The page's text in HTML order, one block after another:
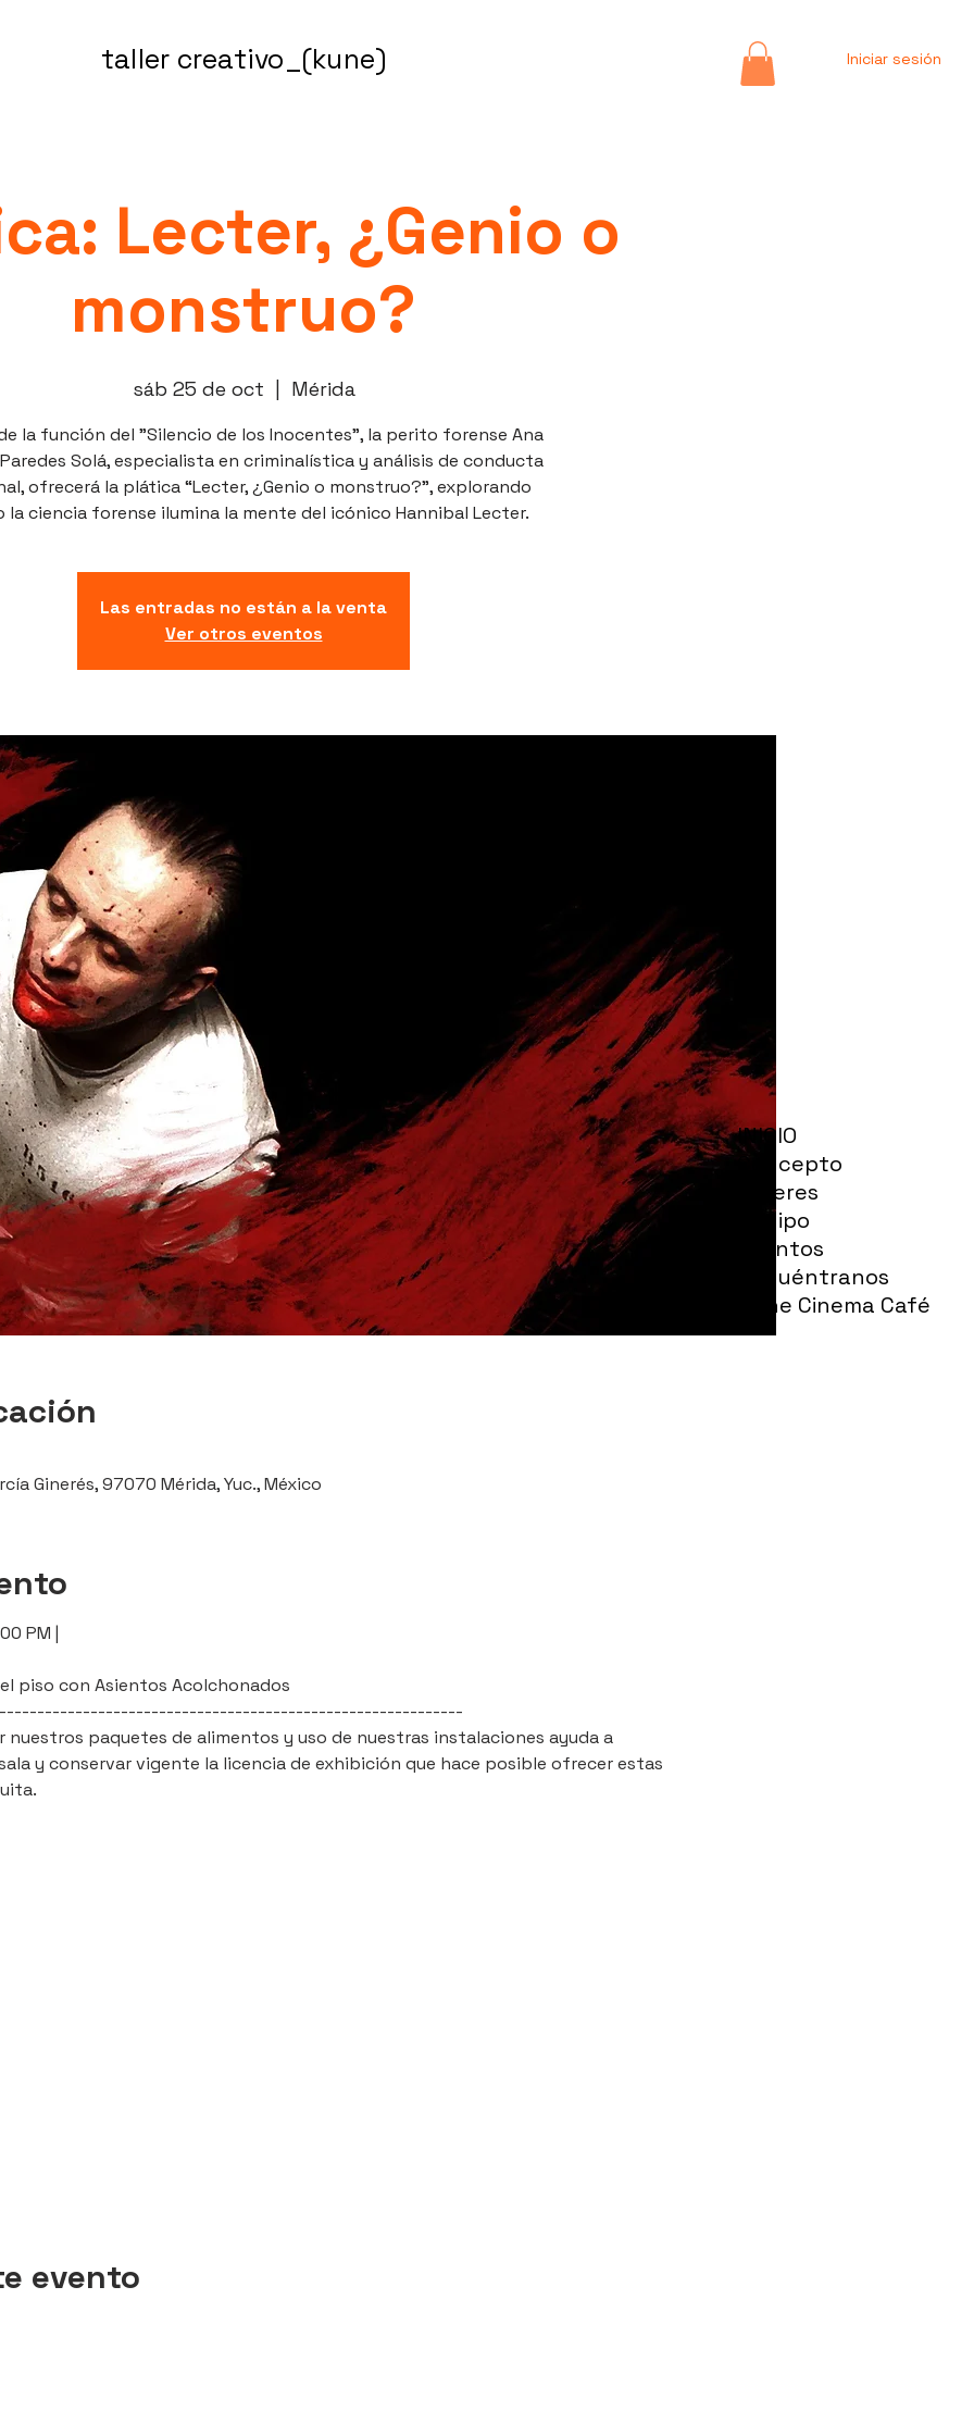
Iniciar sesión
taller creativo_(kune)
INICIO
Concepto
Talleres
Equipo
Eventos
Encuéntranos
Kune Cinema Café
Lecter, ¿Genio o
monstruo?
sáb 25 de oct Mérida
la función del "Silencio de los Inocentes", la perito forense Ana
Solá, especialista en criminalística y análisis de conducta
ofrecerá la plática “Lecter, ¿Genio o monstruo?”, explorando
la ciencia forense ilumina la mente del icónico Hannibal Lecter.
Las entradas no están a la venta
Ver otros eventos
Ginerés, 97070 Mérida, Yuc., México
PM |
piso con Asientos Acolchonados
paquetes de alimentos y uso de nuestras instalaciones ayuda a
y conservar vigente la licencia de exhibición que hace posible ofrecer estas
evento